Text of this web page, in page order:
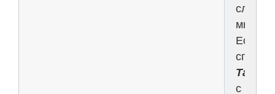
много?
Есть
способ!
с